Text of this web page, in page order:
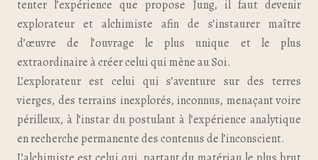
tenter l’expérience que propose Jung, il faut devenir
explorateur et alchimiste afin de s’instaurer maître
d’œuvre de l’ouvrage le plus unique et le plus
extraordinaire à créer celui qui mène au Soi.
L’explorateur est celui qui s’aventure sur des terres
vierges, des terrains inexplorés, inconnus, menaçant voire
périlleux, à l’instar du postulant à l’expérience analytique
en recherche permanente des contenus de l’inconscient.